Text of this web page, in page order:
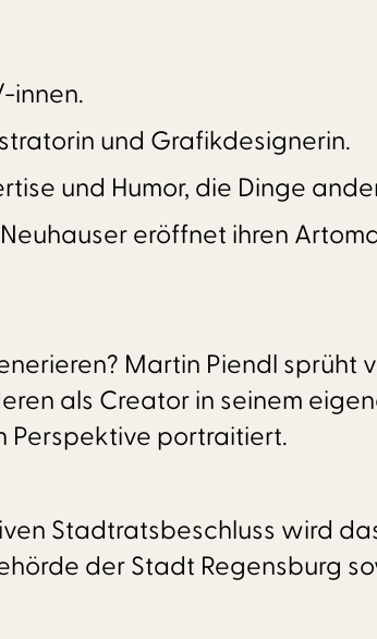
innen.
und Grafikdesignerin.
und Humor, die Dinge
eröffnet ihren
Martin Piendl sprüht
als Creator in seinem
Perspektive portraitiert.
Stadtratsbeschluss wird
der Stadt Regensburg